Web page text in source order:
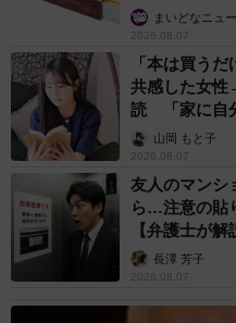
まいどなニュ
2026.08.07
「本は買う
共感した女性
読 「家に自
山岡 もと子
2026.08.07
友人のマンシ
ら…注意の貼
【弁護士が解
長澤 芳子
2026.08.07